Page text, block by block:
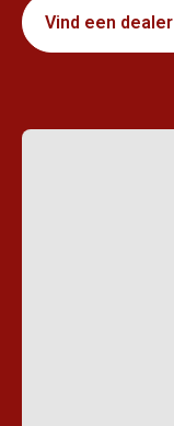
Vind een dealer